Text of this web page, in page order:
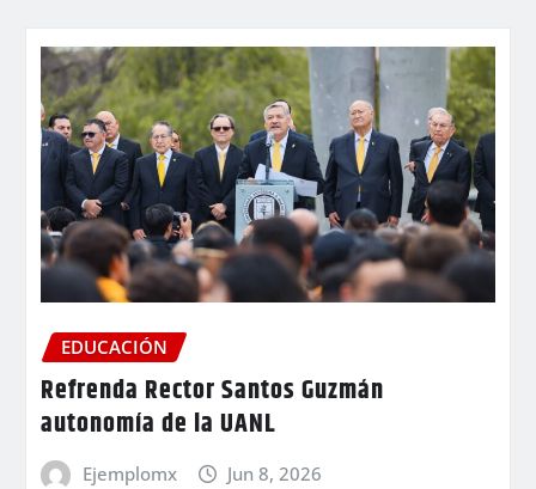
EDUCACIÓN
Refrenda Rector Santos Guzmán
autonomía de la UANL
Ejemplomx Jun 8, 2026